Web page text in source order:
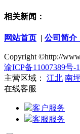
相关新闻：
网站首页 | 公司简介
Copyright ©http://
渝ICP备11007389号-1
主营区域： 江北 南
在线客服
客户服务
客服服务